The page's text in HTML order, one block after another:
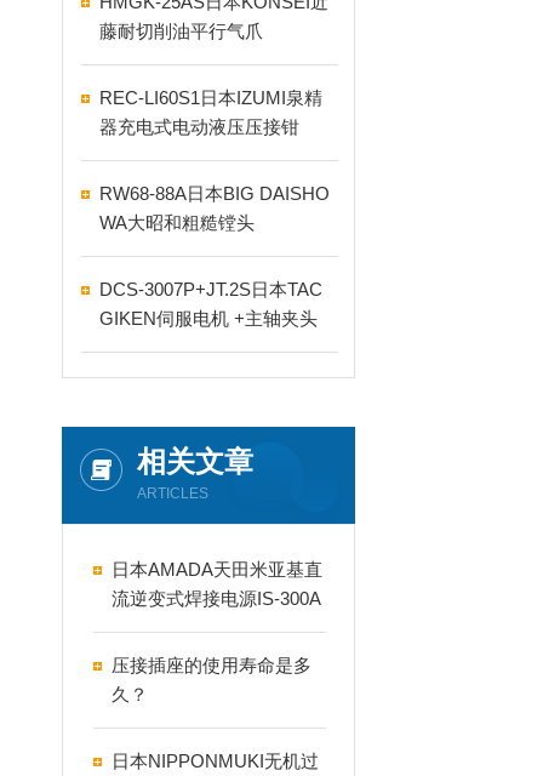
藤耐切削油平行气爪
REC-LI60S1日本IZUMI泉精
器充电式电动液压压接钳
RW68-88A日本BIG DAISHO
WA大昭和粗糙镗头
DCS-3007P+JT.2S日本TAC
GIKEN伺服电机 +主轴夹头
相关文章
ARTICLES
日本AMADA天田米亚基直
流逆变式焊接电源IS-300A
压接插座的使用寿命是多
久？
日本NIPPONMUKI无机过